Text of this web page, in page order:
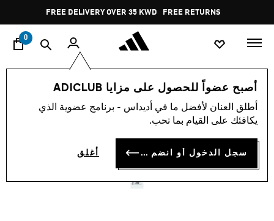
Pause
promotion
rotation
FREE DELIVERY OVER 35 KWD FREE RETURNS
0
أصبح عضواً للحصول على مزايا ADICLUB
أطلق العنان لأفضل ما في أديداس - برنامج عضوية الذي
يكافئك على القيام بما تحب.
سجل الدخول أو انضم الآن أغلق
الأطفال أحذية
حذاء للأطفال SUPERSTAR II
COMFORT CLOSURE
KD 23.75